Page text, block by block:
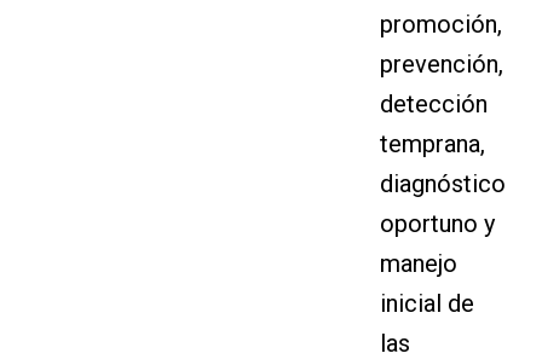
promoción,
prevención,
detección
temprana,
diagnóstico
oportuno y
manejo
inicial de
las